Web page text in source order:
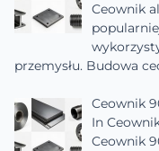
Ceownik
przemysłu. Budowa
Ceownik
In
Ceownik